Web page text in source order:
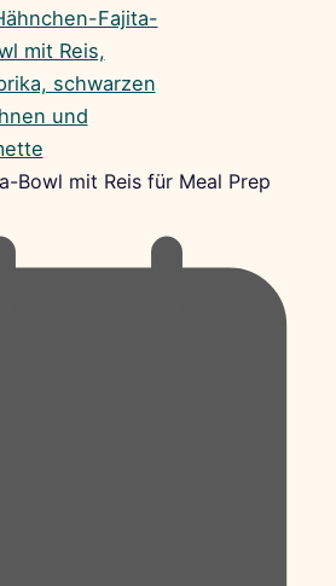
Bowl mit Reis für Meal Prep